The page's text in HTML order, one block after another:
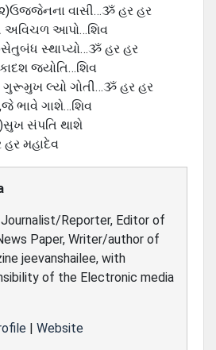
વાસી…ૐ હર હર
અવિચળ આપો…શિવ
સ્થાપ્યો…ૐ હર હર
જ્યોતિ…શિવ
ગુરૂમુખ લ્યો ગોતી…ૐ હર હર
ભાવે ગાશે…શિવ
સંપતિ થાશે
મહાદેવ
Journalist/Reporter, Editor of
Paper, Writer/author of
jeevanshailee, with
of the Electronic media
| Website